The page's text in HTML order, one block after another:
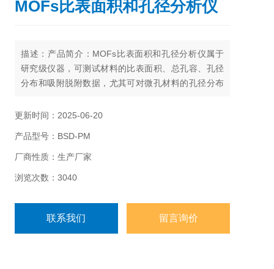
MOFs比表面积和孔径分析仪
描述：产品简介：MOFs比表面积和孔径分析仪属于
研究级仪器，可测试材料的比表面积、总孔容、孔径
分布和吸附脱附数据，尤其可对微孔材料的孔径分布
更新时间：2025-06-20
产品型号：BSD-PM
厂商性质：生产厂家
浏览次数：3040
联系我们 留言询价